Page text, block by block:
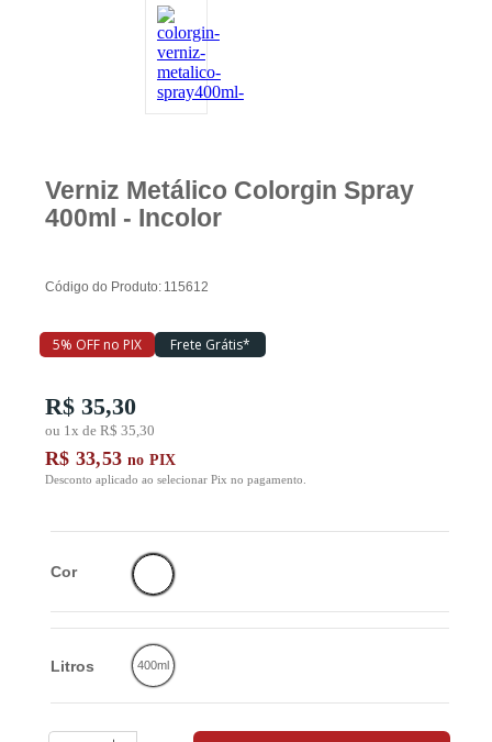
Marcas
SUPER
PROMOÇÃO
Verniz Metálico Colorgin Spray
400ml - Incolor
Código do Produto: 115612
5% OFF no PIX Frete Grátis*
R$ 35,30
ou 1x de R$ 35,30
R$ 33,53 no PIX
Desconto aplicado ao selecionar Pix no pagamento.
Cor
Litros 400ml